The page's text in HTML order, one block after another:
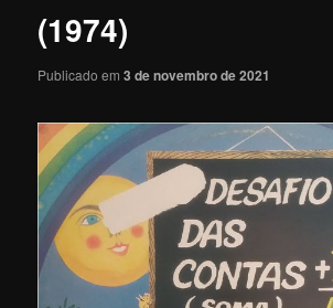
(1974)
Publicado em3 de novembro de 2021